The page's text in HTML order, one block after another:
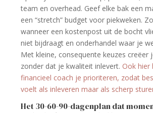
team en overhead. Geef elke bak een
een “stretch” budget voor piekweken.
wanneer een kostenpost uit de bocht
niet bijdraagt en onderhandel waar je
Met kleine, consequente keuzes creëer
zonder dat je kwaliteit inlevert. Ook hier
financieel coach je prioriteren, zodat
voelt als inleveren maar als scherp
Het 30-60-90-dagenplan dat